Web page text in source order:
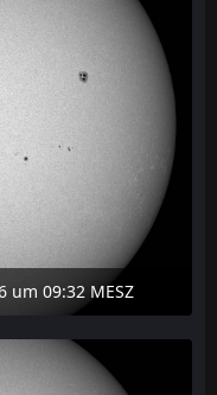
um 09:32 MESZ